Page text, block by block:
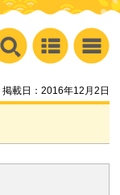
掲載日：2016年12月2日